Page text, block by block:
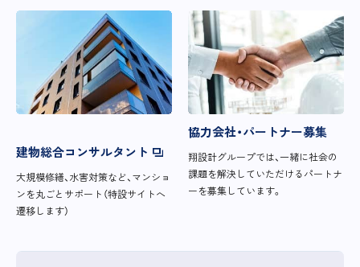
建物総合コンサルタント
大規模修繕、水害対策など、マンショ
ンを丸ごとサポート（特設サイトへ
遷移します）
協力会社・パートナー募集
翔設計グループでは、一緒に社会の
課題を解決していただけるパートナ
ーを募集しています。